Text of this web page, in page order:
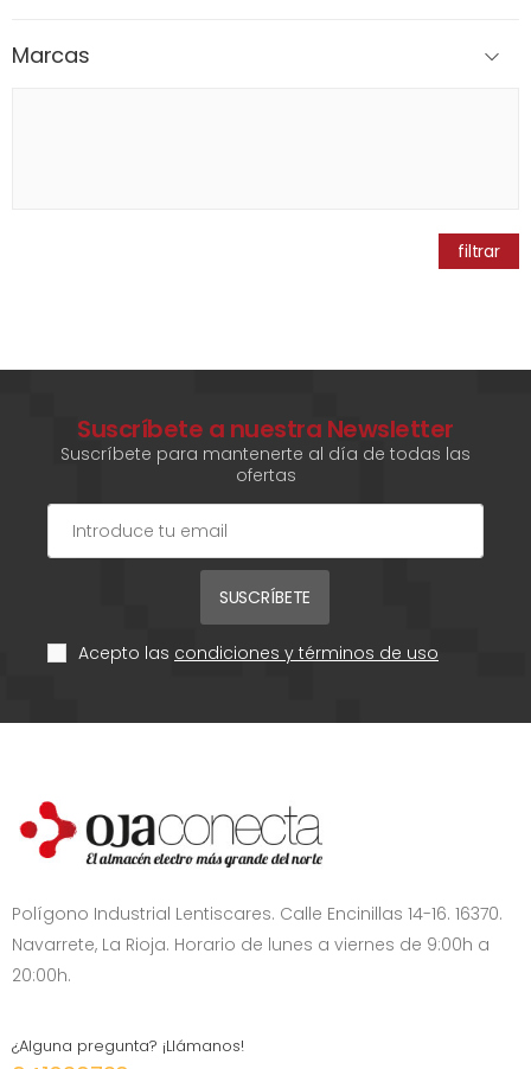
Marcas
filtrar
Suscríbete a nuestra Newsletter
Suscríbete para mantenerte al día de todas las
ofertas
SUSCRÍBETE
Acepto las condiciones y términos de uso
Polígono Industrial Lentiscares. Calle Encinillas 14-16. 16370.
Navarrete, La Rioja. Horario de lunes a viernes de 9:00h a
20:00h.
¿Alguna pregunta? ¡Llámanos!